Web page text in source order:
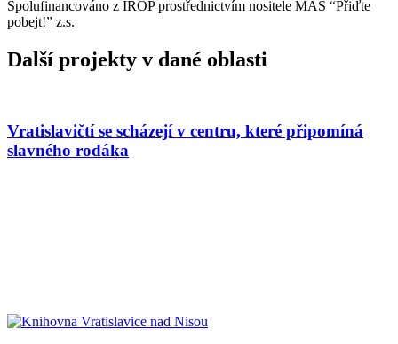
Spolufinancováno z IROP prostřednictvím nositele MAS “Přiďte
pobejt!” z.s.
Další projekty v dané oblasti
Vratislavičtí se scházejí v centru, které připomíná
slavného rodáka